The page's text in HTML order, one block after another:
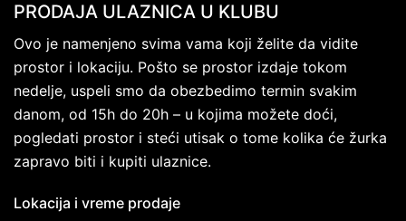
PRODAJA ULAZNICA U KLUBU
Ovo je namenjeno svima vama koji želite da vidite
prostor i lokaciju. Pošto se prostor izdaje tokom
nedelje, uspeli smo da obezbedimo termin svakim
danom, od 15h do 20h – u kojima možete doći,
pogledati prostor i steći utisak o tome kolika će žurka
zapravo biti i kupiti ulaznice.
Lokacija i vreme prodaje